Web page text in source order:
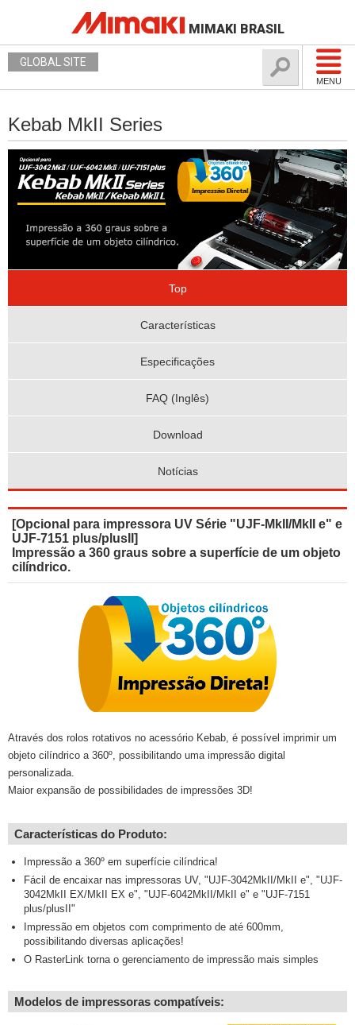
MIMAKI BRASIL
MENU
GLOBAL SITE
Kebab MkII Series
Top
Características
Especificações
FAQ (Inglês)
Download
Notícias
[Opcional para impressora UV Série "UJF-MkII/MkII e" e
UJF-7151 plus/plusII]
Impressão a 360 graus sobre a superfície de um objeto
cilíndrico.
Através dos rolos rotativos no acessório Kebab, é possível imprimir um
objeto cilíndrico a 360º, possibilitando uma impressão digital
personalizada.
Maior expansão de possibilidades de impressões 3D!
Características do Produto:
Impressão a 360º em superfície cilíndrica!
Fácil de encaixar nas impressoras UV, "UJF-3042MkII/MkII e", "UJF-
3042MkII EX/MkII EX e", "UJF-6042MkII/MkII e" e "UJF-7151
plus/plusII"
Impressão em objetos com comprimento de até 600mm,
possibilitando diversas aplicações!
O RasterLink torna o gerenciamento de impressão mais simples
Modelos de impressoras compatíveis: